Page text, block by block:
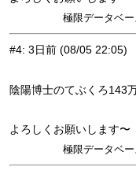
極限データベ
#4: 3日前 (08/05 22:05)
陰陽博士のてぶくろ143
よろしくお願いします〜
極限データベ